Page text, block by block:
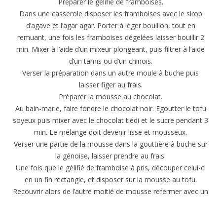
Dans une casserole disposer les framboises avec le sirop
d’agave et l’agar agar. Porter à léger bouillon, tout en
remuant, une fois les framboises dégelées laisser bouillir 2
min. Mixer à l’aide d’un mixeur plongeant, puis filtrer à l’aide
d’un tamis ou d’un chinois.
Verser la préparation dans un autre moule à buche puis
laisser figer au frais.
Préparer la mousse au chocolat.
Au bain-marie, faire fondre le chocolat noir. Egoutter le tofu
soyeux puis mixer avec le chocolat tiédi et le sucre pendant 3
min. Le mélange doit devenir lisse et mousseux.
Verser une partie de la mousse dans la gouttière à buche sur
la génoise, laisser prendre au frais.
Une fois que le gélifié de framboise à pris, découper celui-ci
en un fin rectangle, et disposer sur la mousse au tofu.
Recouvrir alors de l’autre moitié de mousse refermer avec un